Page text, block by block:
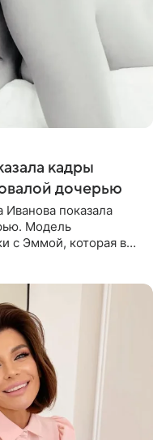
кадры
дочерью
показала
Модель
с Эммой, которая в